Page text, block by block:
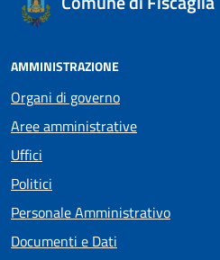
AMMINISTRAZIONE
Organi di governo
Aree amministrative
Uffici
Politici
Personale Amministrativo
Documenti e Dati